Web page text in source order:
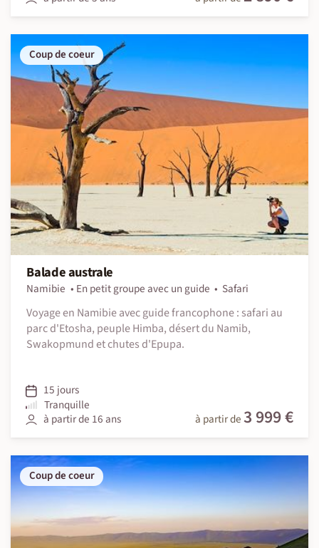
Coup de coeur
Balade australe
Namibie En petit groupe avec un guide
Safari
Voyage en Namibie avec guide francophone : safari au
parc d'Etosha, peuple Himba, désert du Namib,
Swakopmund et chutes d'Epupa.
15 jours
Tranquille
à partir de 16 ans
à partir de 3 999 €
Coup de coeur